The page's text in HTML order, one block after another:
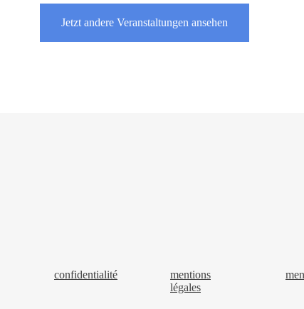
Jetzt andere Veranstaltungen ansehen
confidentialité
mentions
légales